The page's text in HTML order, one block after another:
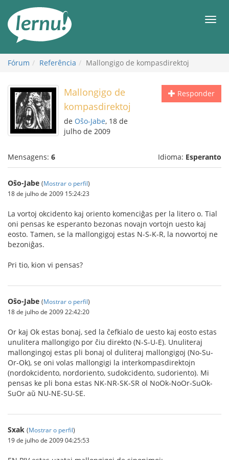
conteúdo
Fórum Referência Mallongigo de kompasdirektoj
Responder
Mallongigo de
kompasdirektoj
de Oŝo-Jabe, 18 de
julho de 2009
Mensagens: 6 Idioma: Esperanto
Oŝo-Jabe (Mostrar o perfil)
18 de julho de 2009 15:24:23
La vortoj okcidento kaj oriento komenciĝas per la litero o. Tial
oni pensas ke esperanto bezonas novajn vortojn uesto kaj
eosto. Tamen, se la mallongigoj estas N-S-K-R, la novvortoj ne
bezoniĝas.
Pri tio, kion vi pensas?
Oŝo-Jabe (Mostrar o perfil)
18 de julho de 2009 22:42:20
Or kaj Ok estas bonaj, sed la ĉefkialo de uesto kaj eosto estas
unulitera mallongigo por ĉiu direkto (N-S-U-E). Unuliteraj
mallongingoj estas pli bonaj ol duliteraj mallongigoj (No-Su-
Or-Ok), se oni volas mallongigi la interkompasdirektojn
(nordokcidento, nordoriento, sudokcidento, sudoriento). Mi
pensas ke pli bona estas NK-NR-SK-SR ol NoOk-NoOr-SuOk-
SuOr aŭ NU-NE-SU-SE.
Sxak (Mostrar o perfil)
19 de julho de 2009 04:25:53